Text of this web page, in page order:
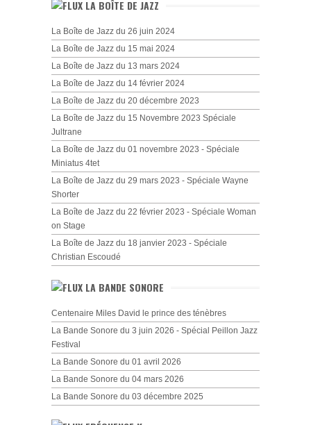
LA BOÎTE DE JAZZ
La Boîte de Jazz du 26 juin 2024
La Boîte de Jazz du 15 mai 2024
La Boîte de Jazz du 13 mars 2024
La Boîte de Jazz du 14 février 2024
La Boîte de Jazz du 20 décembre 2023
La Boîte de Jazz du 15 Novembre 2023 Spéciale
Jultrane
La Boîte de Jazz du 01 novembre 2023 - Spéciale
Miniatus 4tet
La Boîte de Jazz du 29 mars 2023 - Spéciale Wayne
Shorter
La Boîte de Jazz du 22 février 2023 - Spéciale Woman
on Stage
La Boîte de Jazz du 18 janvier 2023 - Spéciale
Christian Escoudé
LA BANDE SONORE
Centenaire Miles David le prince des ténèbres
La Bande Sonore du 3 juin 2026 - Spécial Peillon Jazz
Festival
La Bande Sonore du 01 avril 2026
La Bande Sonore du 04 mars 2026
La Bande Sonore du 03 décembre 2025